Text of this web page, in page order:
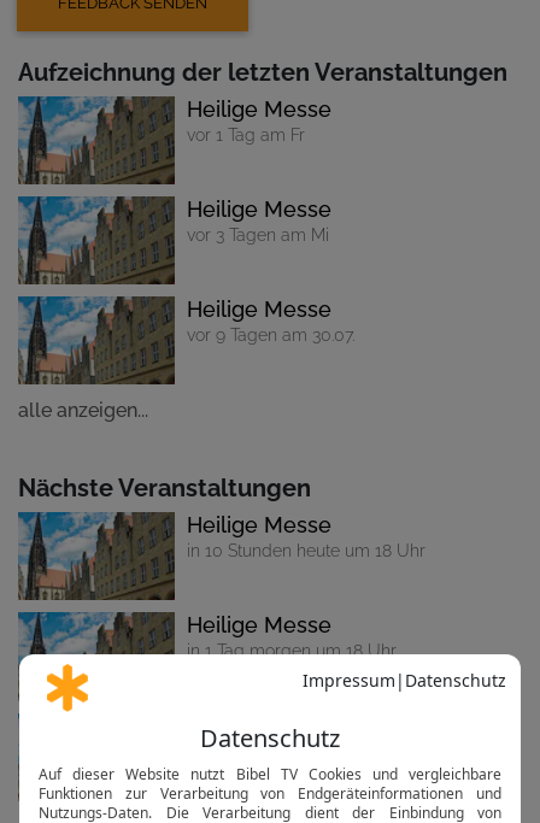
Aufzeichnung der letzten Veranstaltungen
Heilige Messe
vor 1 Tag am Fr
Heilige Messe
vor 3 Tagen am Mi
Heilige Messe
vor 9 Tagen am 30.07.
alle anzeigen...
Nächste Veranstaltungen
Heilige Messe
in 10 Stunden heute um 18 Uhr
Heilige Messe
in 1 Tag morgen um 18 Uhr
Heilige Messe
in 2 Tagen am Di um 18 Uhr